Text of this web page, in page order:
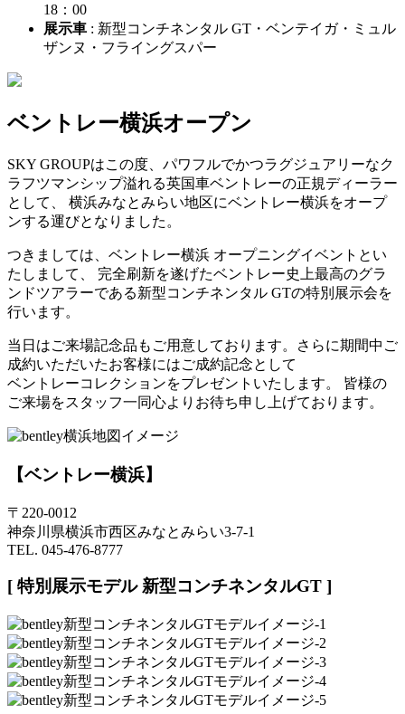
18：00
展示車 : 新型コンチネンタル GT・ベンテイガ・ミュル
ザンヌ・フライングスパー
ベントレー横浜オープン
SKY GROUPはこの度、パワフルでかつラグジュアリーなク
ラフツマンシップ溢れる英国車ベントレーの正規ディーラー
として、 横浜みなとみらい地区にベントレー横浜をオープ
ンする運びとなりました。
つきましては、ベントレー横浜 オープニングイベントとい
たしまして、 完全刷新を遂げたベントレー史上最高のグラ
ンドツアラーである新型コンチネンタル GTの特別展示会を
行います。
当日はご来場記念品もご用意しております。さらに期間中ご
成約いただいたお客様にはご成約記念として
ベントレーコレクションをプレゼントいたします。 皆様の
ご来場をスタッフ一同心よりお待ち申し上げております。
【ベントレー横浜】
〒220-0012
神奈川県横浜市西区みなとみらい3-7-1
TEL. 045-476-8777
[ 特別展示モデル 新型コンチネンタルGT ]